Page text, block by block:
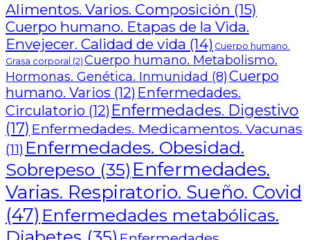
Alimentos. Varios. Composición (15)
Cuerpo humano. Etapas de la Vida.
Envejecer. Calidad de vida (14) Cuerpo humano.
Grasa corporal (2) Cuerpo humano. Metabolismo.
Hormonas. Genética. Inmunidad (8)Cuerpo
humano. Varios (12) Enfermedades.
Circulatorio (12) Enfermedades. Digestivo
(17) Enfermedades. Medicamentos. Vacunas
(11) Enfermedades. Obesidad.
Sobrepeso (35) Enfermedades.
Varias. Respiratorio. Sueño. Covid
(47) Enfermedades metabólicas.